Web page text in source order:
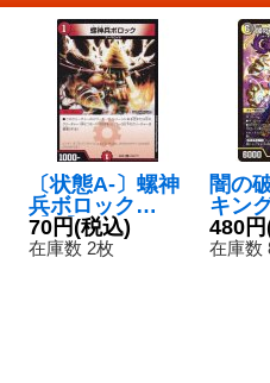
〔状態A-〕螺神
兵ボロック
【U】{EX0823
3/???}《火》
70円(税込)
在庫数 2枚
闇の
キン
《多
480円
在庫数